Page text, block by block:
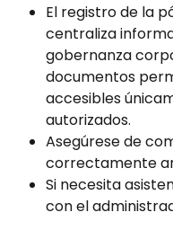
El registro de la
centraliza
gobernanza
documentos
accesibles
autorizados.
Asegúrese de
correctamente
Si necesita
con el